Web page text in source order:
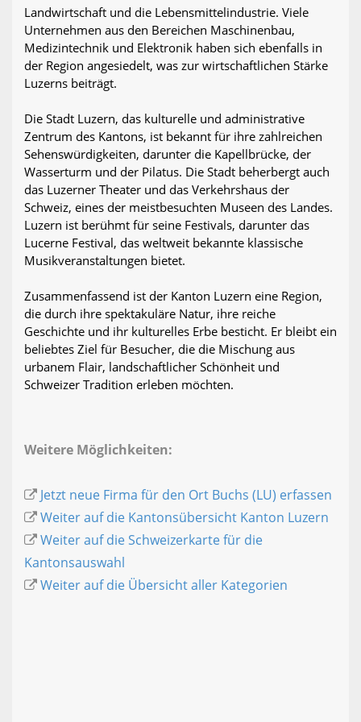
Landwirtschaft und die Lebensmittelindustrie. Viele
Unternehmen aus den Bereichen Maschinenbau,
Medizintechnik und Elektronik haben sich ebenfalls in
der Region angesiedelt, was zur wirtschaftlichen Stärke
Luzerns beiträgt.
Die Stadt Luzern, das kulturelle und administrative
Zentrum des Kantons, ist bekannt für ihre zahlreichen
Sehenswürdigkeiten, darunter die Kapellbrücke, der
Wasserturm und der Pilatus. Die Stadt beherbergt auch
das Luzerner Theater und das Verkehrshaus der
Schweiz, eines der meistbesuchten Museen des Landes.
Luzern ist berühmt für seine Festivals, darunter das
Lucerne Festival, das weltweit bekannte klassische
Musikveranstaltungen bietet.
Zusammenfassend ist der Kanton Luzern eine Region,
die durch ihre spektakuläre Natur, ihre reiche
Geschichte und ihr kulturelles Erbe besticht. Er bleibt ein
beliebtes Ziel für Besucher, die die Mischung aus
urbanem Flair, landschaftlicher Schönheit und
Schweizer Tradition erleben möchten.
Weitere Möglichkeiten:
Jetzt neue Firma für den Ort Buchs (LU) erfassen
Weiter auf die Kantonsübersicht Kanton Luzern
Weiter auf die Schweizerkarte für die
Kantonsauswahl
Weiter auf die Übersicht aller Kategorien